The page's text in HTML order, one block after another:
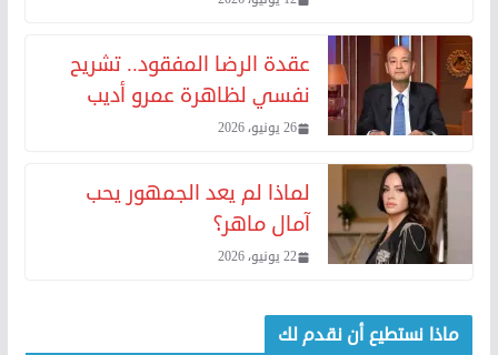
عقدة الرضا المفقود.. تشريح
نفسي لظاهرة عمرو أديب
26 يونيو، 2026
لماذا لم يعد الجمهور يحب
آمال ماهر؟
22 يونيو، 2026
ماذا نستطيع أن نقدم لك